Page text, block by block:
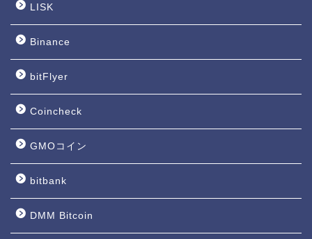
LISK
Binance
bitFlyer
Coincheck
GMOコイン
bitbank
DMM Bitcoin